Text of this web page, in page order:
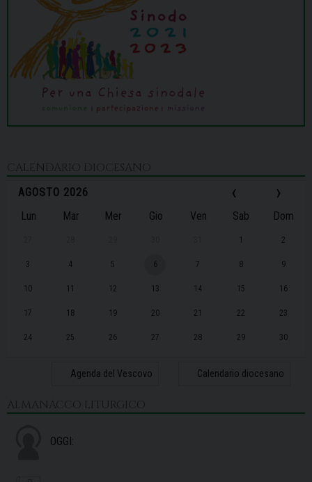
CALENDARIO DIOCESANO
‹
AGOSTO 2026 ›
Lun Mar Mer Gio Ven Sab Dom
1 2
3 4 5 6 7 8 9
10 11 12 13 14 15 16
17 18 19 20 21 22 23
24 25 26 27 28 29 30
Agenda del Vescovo Calendario diocesano
ALMANACCO LITURGICO
OGGI: